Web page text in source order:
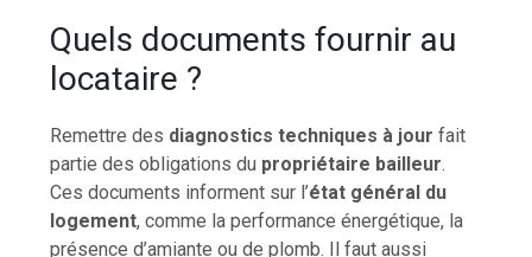
Quels documents fournir au
locataire ?
Remettre des diagnostics techniques à jour fait
partie des obligations du propriétaire bailleur.
Ces documents informent sur l’état général du
logement, comme la performance énergétique, la
présence d’amiante ou de plomb. Il faut aussi